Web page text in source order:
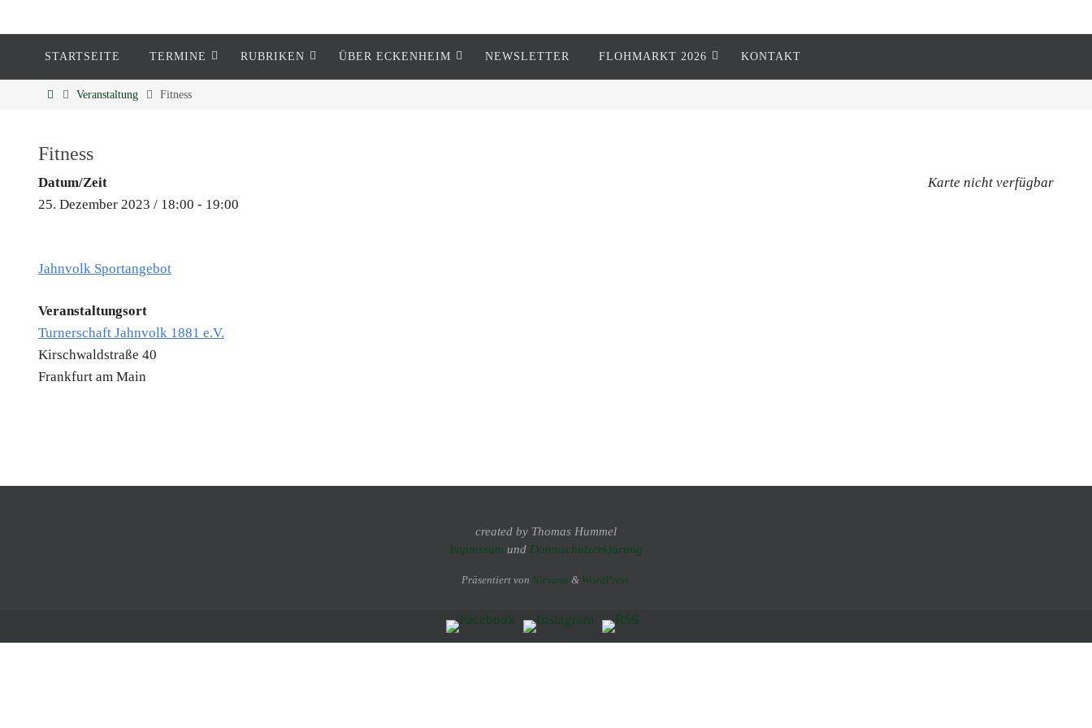
Eckenheim
STARTSEITE TERMINE RUBRIKEN ÜBER ECKENHEIM NEWSLETTER FLOHMARKT 2026 KONTAKT
Veranstaltung Fitness
Fitness
Karte nicht verfügbar
Datum/Zeit
25. Dezember 2023 / 18:00 - 19:00
Jahnvolk Sportangebot
Veranstaltungsort
Turnerschaft Jahnvolk 1881 e.V.
Kirschwaldstraße 40
Frankfurt am Main
created by Thomas Hummel
Impressum und Datenschutzerklärung
Präsentiert von Nirvana & WordPress.